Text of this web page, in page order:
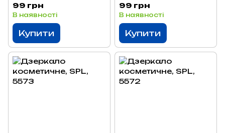
99 грн
В наявності
Купити
99 грн
В наявності
Купити